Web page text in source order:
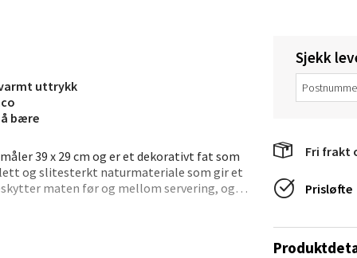
uttrykk
bære
39 x 29 cm og er et dekorativt fat som
og slitesterkt naturmateriale som gir et
maten før og mellom servering, og
Sjekk
Fri frakt
Prisløfte
nr 9, 4042 Stavanger
10-19